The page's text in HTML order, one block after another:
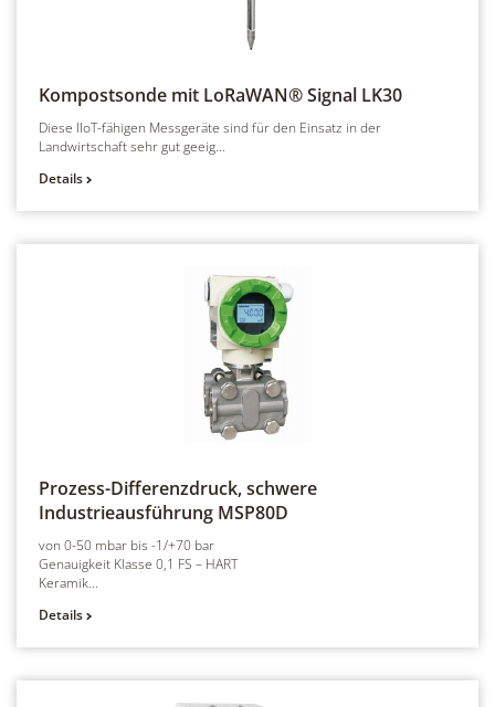
Kompostsonde mit LoRaWAN® Signal LK30
Diese IIoT-fähigen Messgeräte sind für den Einsatz in der
Landwirtschaft sehr gut geeig...
Details
Prozess-Differenzdruck, schwere
Industrieausführung MSP80D
von 0-50 mbar bis -1/+70 bar
Genauigkeit Klasse 0,1 FS – HART
Keramik...
Details